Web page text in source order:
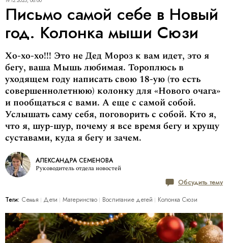
Письмо самой себе в Новый
год. Колонка мыши Сюзи
Хо-хо-хо!!! Это не Дед Мороз к вам идет, это я
бегу, ваша Мышь любимая. Тороплюсь в
уходящем году написать свою 18-ую (то есть
совершеннолетнюю) колонку для «Нового очага»
и пообщаться с вами. А еще с самой собой.
Услышать саму себя, поговорить с собой. Кто я,
что я, шур-шур, почему я все время бегу и хрущу
суставами, куда я бегу и зачем.
АЛЕКСАНДРА СЕМЕНОВА
Руководитель отдела новостей
Обсудить тему
Теги: Семья Дети Материнство Воспитание детей Колонка Сюзи